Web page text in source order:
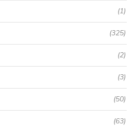
(1)
(325)
(2)
(3)
(50)
(63)